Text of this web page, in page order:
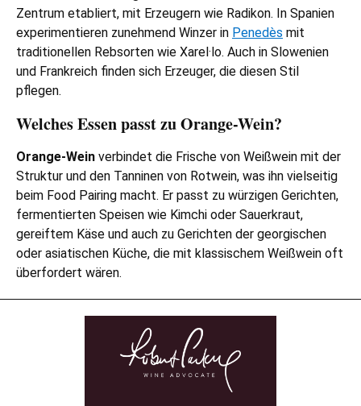
Zentrum etabliert, mit Erzeugern wie Radikon. In Spanien
experimentieren zunehmend Winzer in Penedès mit
traditionellen Rebsorten wie Xarel·lo. Auch in Slowenien
und Frankreich finden sich Erzeuger, die diesen Stil
pflegen.
Welches Essen passt zu Orange-Wein?
Orange-Wein verbindet die Frische von Weißwein mit der
Struktur und den Tanninen von Rotwein, was ihn vielseitig
beim Food Pairing macht. Er passt zu würzigen Gerichten,
fermentierten Speisen wie Kimchi oder Sauerkraut,
gereiftem Käse und auch zu Gerichten der georgischen
oder asiatischen Küche, die mit klassischem Weißwein oft
überfordert wären.